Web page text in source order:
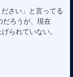
さい」と言ってる
だろうが、現在
られていない。